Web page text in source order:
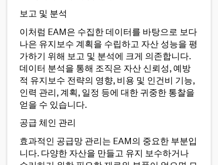
보고 및 분석
이처럼 EAM은 수집한 데이터를 바탕으로 보다
나은 유지보수 계획을 수립하고 자산 성능을 평
가하기 위해 보고 및 분석에 크게 의존합니다.
데이터 분석을 통해 조직은 자산 신뢰성, 예방
적 유지보수 전략의 영향, 비용 및 인건비 기능,
인력 관리, 계획, 일정 등에 대한 귀중한 통찰을
얻을 수 있습니다.
공급 체인 관리
효과적인 공급망 관리는 EAM의 중요한 부분입
니다. 다양한 자산을 만들고 유지 보수하거나